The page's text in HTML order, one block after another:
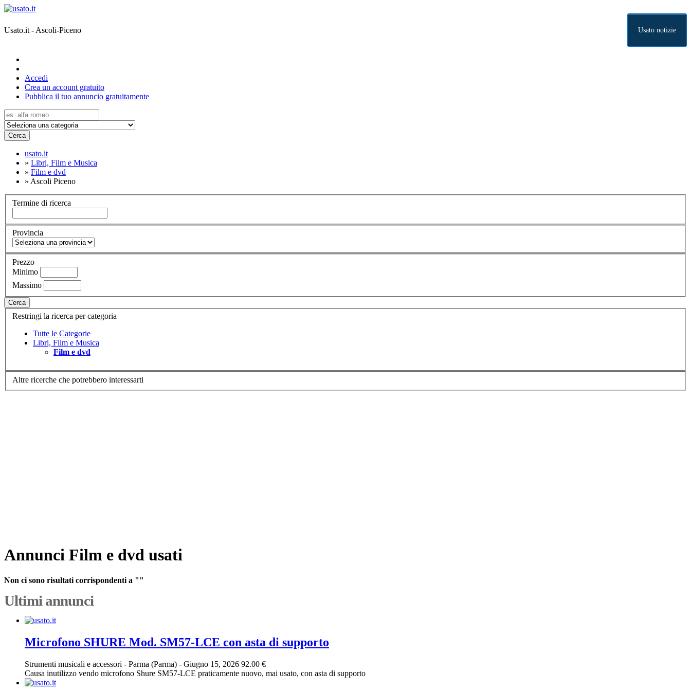
Usato.it - Ascoli-Piceno Usato notizie
Accedi
Crea un account gratuito
Pubblica il tuo annuncio gratuitamente
Cerca
usato.it
» Libri, Film e Musica
» Film e dvd
» Ascoli Piceno
Termine di ricerca
Provincia
Prezzo
Minimo
Massimo
Cerca
Restringi la ricerca per categoria
Tutte le Categorie
Libri, Film e Musica
Film e dvd
Altre ricerche che potrebbero interessarti
Annunci Film e dvd usati
Non ci sono risultati corrispondenti a ""
Ultimi annunci
Microfono SHURE Mod. SM57-LCE con asta di supporto
Strumenti musicali e accessori - Parma (Parma) - Giugno 15, 2026 92.00 €
Causa inutilizzo vendo microfono Shure SM57-LCE praticamente nuovo, mai usato, con asta di supporto